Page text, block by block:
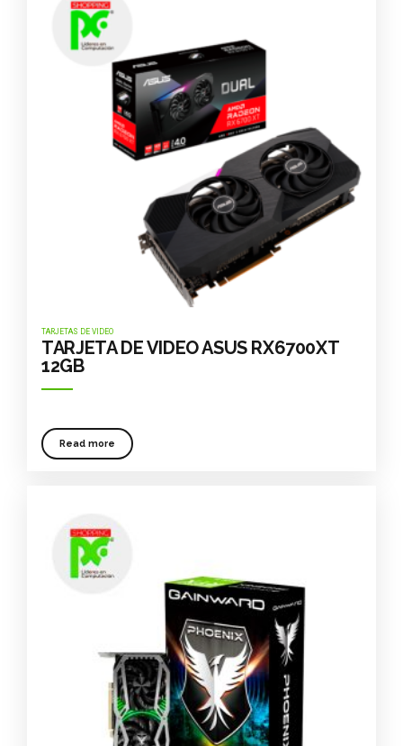
TARJETAS DE VIDEO
TARJETA DE VIDEO ASUS RX6700XT
12GB
Read more